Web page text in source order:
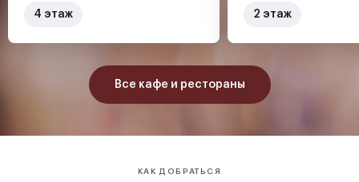
4 этаж 2 этаж
Все кафе и рестораны
КАК ДОБРАТЬСЯ